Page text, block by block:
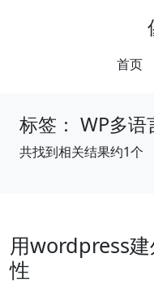
首页
标签： WP多语
共找到相关结果约1个
用wordpress
性